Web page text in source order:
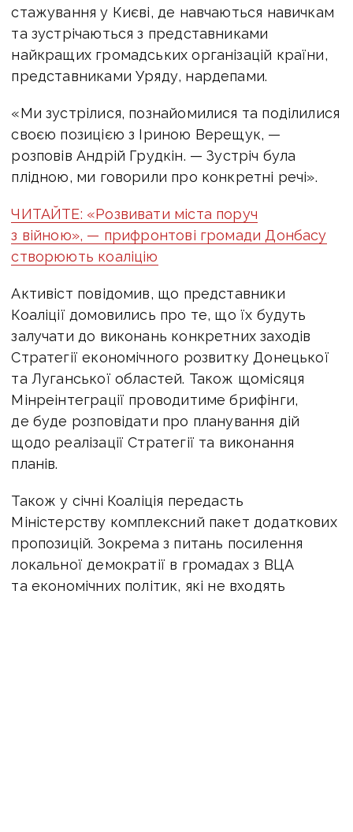
стажування у Києві, де навчаються навичкам
та зустрічаються з представниками
найкращих громадських організацій країни,
представниками Уряду, нардепами.
«Ми зустрілися, познайомилися та поділилися
своєю позицією з Іриною Верещук, —
розповів Андрій Грудкін. — Зустріч була
плідною, ми говорили про конкретні речі».
ЧИТАЙТЕ: «Розвивати міста поруч
з війною», — прифронтові громади Донбасу
створюють коаліцію
Активіст повідомив, що представники
Коаліції домовились про те, що їх будуть
залучати до виконань конкретних заходів
Стратегії економічного розвитку Донецької
та Луганської областей. Також щомісяця
Мінреінтеграції проводитиме брифінги,
де буде розповідати про планування дій
щодо реалізації Стратегії та виконання
планів.
Також у січні Коаліція передасть
Міністерству комплексний пакет додаткових
пропозицій. Зокрема з питань посилення
локальної демократії в громадах з ВЦА
та економічних політик, які не входять